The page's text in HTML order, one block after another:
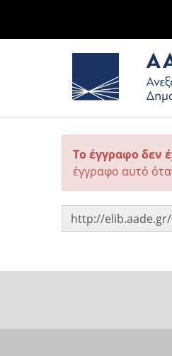
Το έγγραφο δεν
έγγραφο αυτό